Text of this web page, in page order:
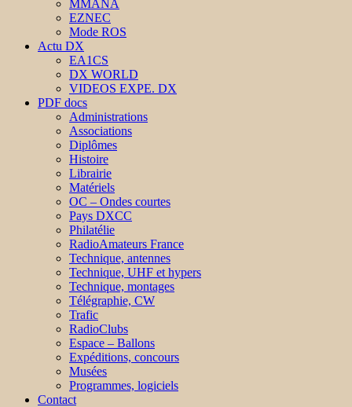
MMANA
EZNEC
Mode ROS
Actu DX
EA1CS
DX WORLD
VIDEOS EXPE. DX
PDF docs
Administrations
Associations
Diplômes
Histoire
Librairie
Matériels
OC – Ondes courtes
Pays DXCC
Philatélie
RadioAmateurs France
Technique, antennes
Technique, UHF et hypers
Technique, montages
Télégraphie, CW
Trafic
RadioClubs
Espace – Ballons
Expéditions, concours
Musées
Programmes, logiciels
Contact